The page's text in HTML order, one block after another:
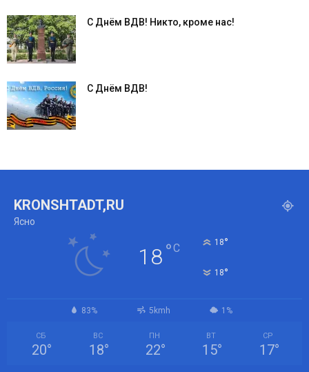
С Днём ВДВ! Никто, кроме нас!
С Днём ВДВ!
KRONSHTADT,RU
Ясно
18°C 18°
18°
83% 5kmh 1%
СБ
20°
ВС
18°
ПН
22°
ВТ
15°
СР
17°